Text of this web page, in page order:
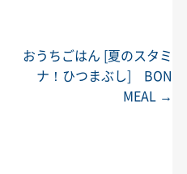
おうちごはん [夏のスタミ
ナ！ひつまぶし] BON
MEAL →